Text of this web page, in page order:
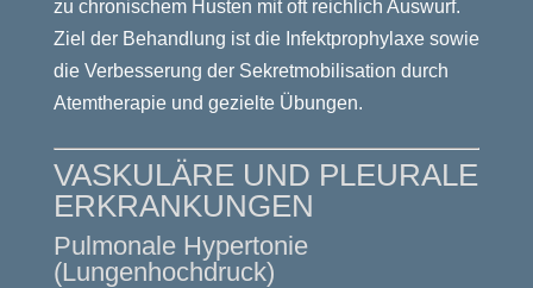
zu chronischem Husten mit oft reichlich Auswurf.
Ziel der Behandlung ist die Infektprophylaxe sowie
die Verbesserung der Sekretmobilisation durch
Atemtherapie und gezielte Übungen.
VASKULÄRE UND PLEURALE
ERKRANKUNGEN
Pulmonale Hypertonie
(Lungenhochdruck)